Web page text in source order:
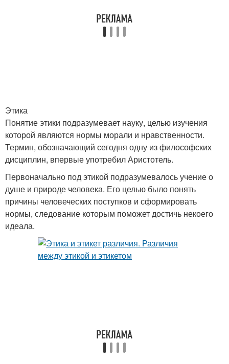
Этика
Понятие этики подразумевает науку, целью изучения
которой являются нормы морали и нравственности.
Термин, обозначающий сегодня одну из философских
дисциплин, впервые употребил Аристотель.
Первоначально под этикой подразумевалось учение о
душе и природе человека. Его целью было понять
причины человеческих поступков и сформировать
нормы, следование которым поможет достичь некоего
идеала.